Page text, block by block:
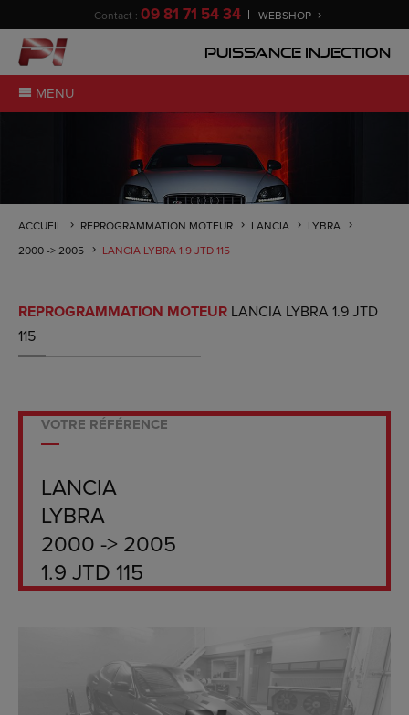
Contact : 09 81 71 54 34 WEBSHOP
Puissance Injection
MENU
ACCUEIL REPROGRAMMATION MOTEUR LANCIA
LYBRA
2000 -> 2005
LANCIA LYBRA 1.9 JTD 115
REPROGRAMMATION MOTEUR LANCIA LYBRA 1.9 JTD
115
VOTRE RÉFÉRENCE
LANCIA
LYBRA
2000 -> 2005
1.9 JTD 115